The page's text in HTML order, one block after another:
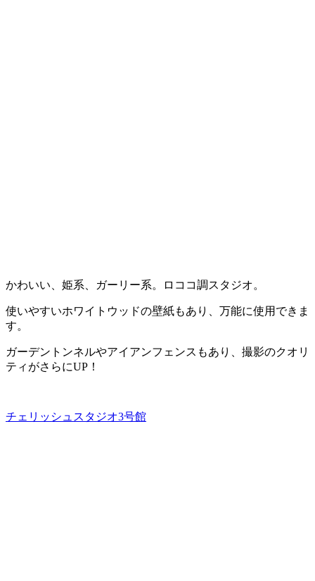
かわいい、姫系、ガーリー系。ロココ調スタジオ。
使いやすいホワイトウッドの壁紙もあり、万能に使用できま
す。
ガーデントンネルやアイアンフェンスもあり、撮影のクオリ
ティがさらにUP！
チェリッシュスタジオ3号館